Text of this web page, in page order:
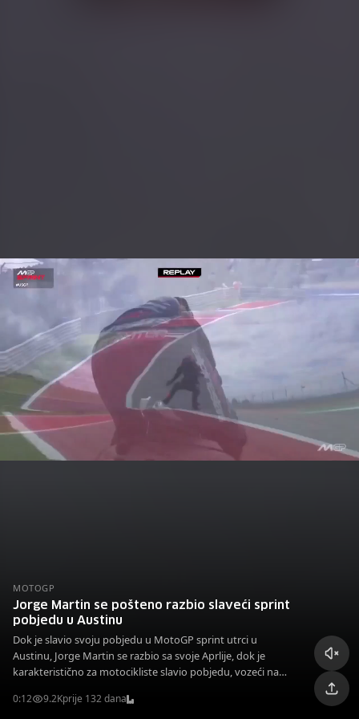
MOTOGP
Jorge Martin se pošteno razbio slaveći sprint
pobjedu u Austinu
Dok je slavio svoju pobjedu u MotoGP sprint utrci u
Austinu, Jorge Martin se razbio sa svoje Aprlije, dok je
karakteristično za motocikliste slavio pobjedu, vozeći na
0:12 9.2Kprije 132 dana